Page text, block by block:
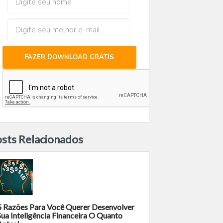
FAZER DOWNLOAD GRÁTIS
Relacionados
Razões Para Você Querer Desenvolver
Inteligência Financeira O Quanto